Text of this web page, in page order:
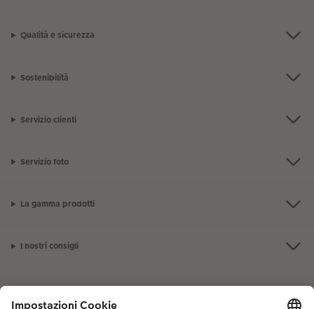
Qualità e sicurezza
Sostenibilità
Servizio clienti
Servizio foto
La gamma prodotti
I nostri consigli